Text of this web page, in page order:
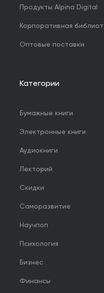
Продукты Alpina Digital
Корпоративная
Оптовые поставки
Категории
Бумажные книги
Электронные книги
Аудиокниги
Лекторий
Скидки
Саморазвитие
Научпоп
Психология
Бизнес
Финансы